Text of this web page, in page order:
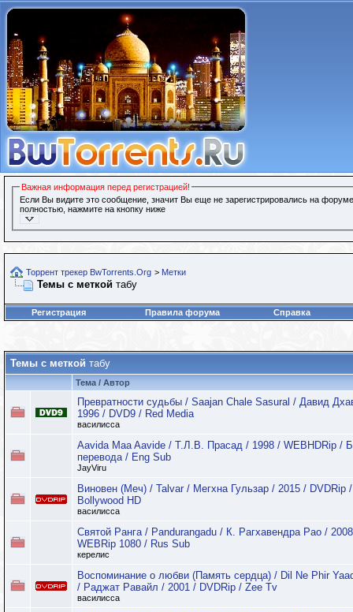
Важная информация перед регистрацией!
Если Вы видите это сообщение, значит Вы еще не зарегистрировались на
полностью, нажмите на кнопку ниже
Торрент трекер BwTorrents.Org > Метки
Темы с меткой табу
Регистрация Правила форума Справка
Темы с меткой табу
Тема / Автор
Превратности судьбы / Saajan Chale Sasural / Давид
1996 / DVD9 / Red Media
василисса
Aavida Maa Aavide / Т.Л.В. Прасад / 1998 / WEBHDRip /
перевода / Eng Sub
JayViru
Виновен (Меч) / Talvar / Мегхна Гульзар / 2015 / DVDRip /
Bollywood HD
василисса
Святой Ранга / Pandurangadu / К. Рагхавендра Рао /
WEBRip 1080 / Rus Sub
керелис
Воспоминание о любви (Память сердца) / Dil Ne Phir
/ Раджат Равайл / 2001 / DVDRip / Zee Tv
василисса